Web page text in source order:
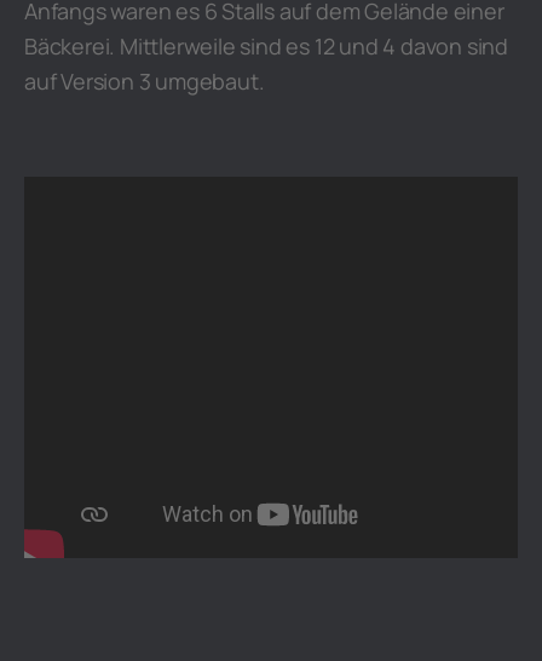
Anfangs waren es 6 Stalls auf dem Gelände einer
Bäckerei. Mittlerweile sind es 12 und 4 davon sind
auf Version 3 umgebaut.